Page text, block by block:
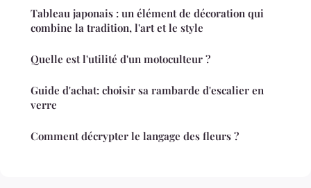
Tableau japonais : un élément de décoration qui
combine la tradition, l'art et le style
Quelle est l'utilité d'un motoculteur ?
Guide d'achat: choisir sa rambarde d'escalier en
verre
Comment décrypter le langage des fleurs ?